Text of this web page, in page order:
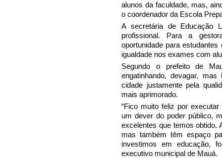
alunos da faculdade, mas,
o coordenador da Escola
A secretária de Educação
profissional. Para a
oportunidade para
igualdade nos exames com
Segundo o prefeito de
engatinhando, devagar,
cidade justamente pela
mais aprimorado.
“Fico muito feliz por
um dever do poder público,
excelentes que temos obtido.
mas também têm espaço
investimos em educação,
executivo municipal de Mauá.